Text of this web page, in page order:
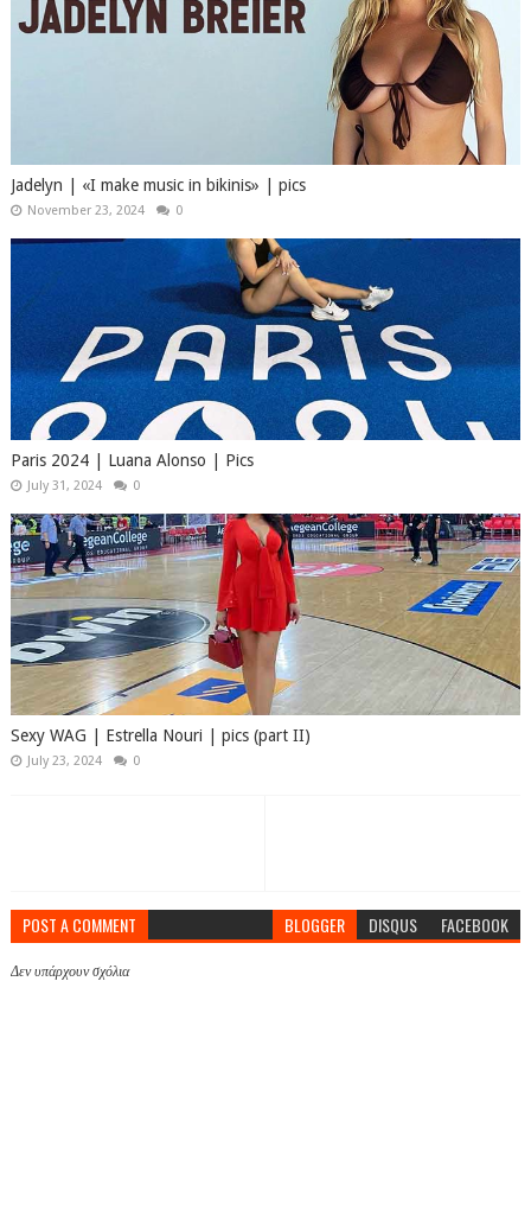
Jadelyn | «I make music in bikinis» | pics
November 23, 2024 0
Paris 2024 | Luana Alonso | Pics
July 31, 2024 0
Sexy WAG | Estrella Nouri | pics (part II)
July 23, 2024 0
POST A COMMENT BLOGGER DISQUS FACEBOOK
Δεν υπάρχουν σχόλια